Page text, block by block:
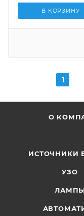
В КОРЗИНУ
1
О
ИСТОЧНИКИ
УЗО